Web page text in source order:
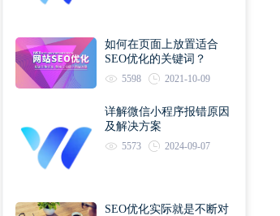
如何在页面上放置适合
SEO优化的关键词？
5598 2021-10-09
详解微信小程序报错原因
及解决方案
5573 2024-09-07
SEO优化实际就是不断对